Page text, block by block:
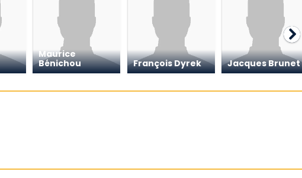
Maurice
Bénichou
François Dyrek Jacques Brunet